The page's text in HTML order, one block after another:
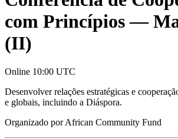
com Princípios —
(II)
Online 10:00 UTC
Desenvolver relações estratégicas e
e globais, incluindo a Diáspora.
Organizado porAfrican Community Fund